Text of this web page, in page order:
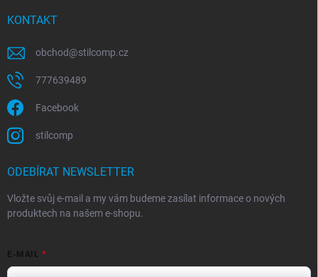
KONTAKT
obchod@stilcomp.cz
777639489
Facebook
stilcomp
ODEBÍRAT NEWSLETTER
Vložte svůj e-mail a my vám budeme zasílat informace o nových
produktech na našem e-shopu.
E-MAIL